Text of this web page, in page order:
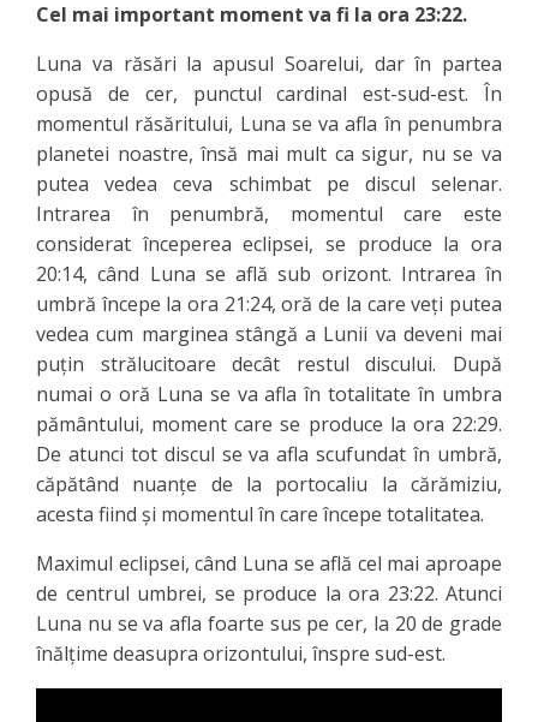
Cel mai important moment va fi la ora 23:22.
Luna va răsări la apusul Soarelui, dar în partea
opusă de cer, punctul cardinal est-sud-est. În
momentul răsăritului, Luna se va afla în penumbra
planetei noastre, însă mai mult ca sigur, nu se va
putea vedea ceva schimbat pe discul selenar.
Intrarea în penumbră, momentul care este
considerat începerea eclipsei, se produce la ora
20:14, când Luna se află sub orizont. Intrarea în
umbră începe la ora 21:24, oră de la care veți putea
vedea cum marginea stângă a Lunii va deveni mai
puțin strălucitoare decât restul discului. După
numai o oră Luna se va afla în totalitate în umbra
pământului, moment care se produce la ora 22:29.
De atunci tot discul se va afla scufundat în umbră,
căpătând nuanțe de la portocaliu la cărămiziu,
acesta fiind și momentul în care începe totalitatea.
Maximul eclipsei, când Luna se află cel mai aproape
de centrul umbrei, se produce la ora 23:22. Atunci
Luna nu se va afla foarte sus pe cer, la 20 de grade
înălțime deasupra orizontului, înspre sud-est.